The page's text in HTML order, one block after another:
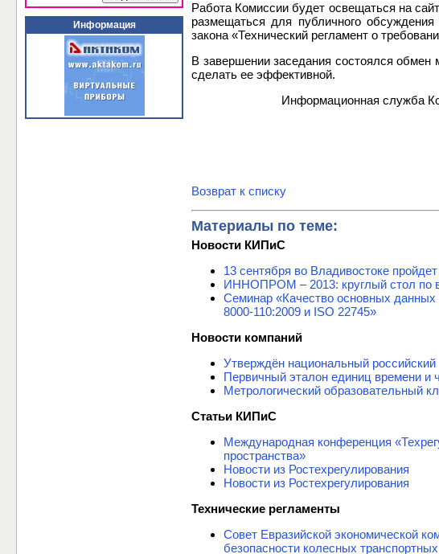
Информация
Работа Комиссии будет освещаться на
размещаться для публичного
закона «Технический регламент о
В завершении заседания состоялся
сделать ее эффективной.
Информационная служба
Возврат к списку
Материалы по теме:
Новости КИПиС
13 сентября во Владивостоке
ИННОПРОМ – 2013: круглый стол по
Семинар «Качество основных данных
8000-110:2009 и ISO 22745»
Новости компаний
Утверждён национальный
Первичный эталон единиц времени и
Метрологический образовательный
Статьи КИПиС
Международная конференция
пространства»
Новости из Ростехрегулирования
Новости из Ростехрегулирования
Технические регламенты
Совет Евразийской экономической
безопасности колесных